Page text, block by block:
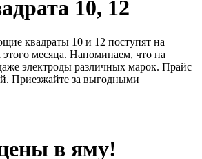
10, 12
квадраты 10 и 12 поступят на
этого месяца. Напоминаем, что на
электроды различных марок. Прайс
Приезжайте за выгодными
в яму!